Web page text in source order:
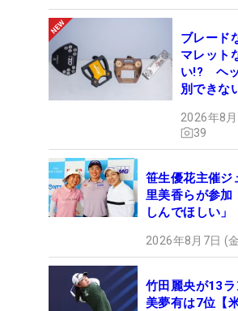
ブレード
マレット
い!? ヘッ
別できな
#ギアカ
2026年8
39
笹生優花主催ジ
里美香らが参加
しんでほしい」
2026年8月7日 (
竹田麗央が13
美夢有は7位【